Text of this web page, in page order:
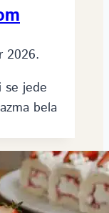
2026.
se jede
bela